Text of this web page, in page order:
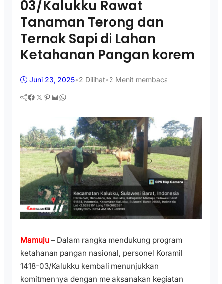
03/Kalukku Rawat
Tanaman Terong dan
Ternak Sapi di Lahan
Ketahanan Pangan korem
Juni 23, 2025•2 Dilihat•2 Menit membaca
Facebook Twitter Pinterest Mail WhatsApp
Mamuju – Dalam rangka mendukung program
ketahanan pangan nasional, personel Koramil
1418-03/Kalukku kembali menunjukkan
komitmennya dengan melaksanakan kegiatan